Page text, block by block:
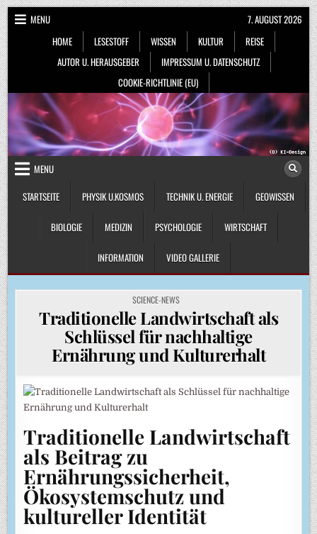
Skip
to
content
MENU
HOME
LESESTOFF WISSEN KULTUR
REISE
AUTOR U. HERAUSGEBER
IMPRESSUM U. DATENSCHUTZ
COOKIE-RICHTLINIE (EU)
7. AUGUST 2026
MENU
STARTSEITE
PHYSIK U.KOSMOS TECHNIK U. ENERGIE GEOWISSEN
BIOLOGIE MEDIZIN PSYCHOLOGIE WIRTSCHAFT
INFORMATION VIDEO GALLERIE
POSTED
IN
SCIENCE-NEWS
Traditionelle Landwirtschaft als
Schlüssel für nachhaltige
Ernährung und Kulturerhalt
Traditionelle Landwirtschaft
als Beitrag zu
Ernährungssicherheit,
Ökosystemschutz und
kultureller Identität